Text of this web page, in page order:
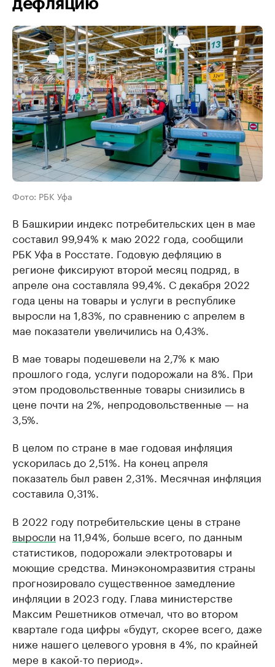
дефляцию
Фото: РБК Уфа
В Башкирии индекс потребительских цен в мае
составил 99,94% к маю 2022 года, сообщили
РБК Уфа в Росстате. Годовую дефляцию в
регионе фиксируют второй месяц подряд, в
апреле она составляла 99,4%. С декабря 2022
года цены на товары и услуги в республике
выросли на 1,83%, по сравнению с апрелем в
мае показатели увеличились на 0,43%.
В мае товары подешевели на 2,7% к маю
прошлого года, услуги подорожали на 8%. При
этом продовольственные товары снизились в
цене почти на 2%, непродовольственные — на
3,5%.
В целом по стране в мае годовая инфляция
ускорилась до 2,51%. На конец апреля
показатель был равен 2,31%. Месячная инфляция
составила 0,31%.
В 2022 году потребительские цены в стране
выросли на 11,94%, больше всего, по данным
статистиков, подорожали электротовары и
моющие средства. Минэкономразвития страны
прогнозировало существенное замедление
инфляции в 2023 году. Глава министерстве
Максим Решетников отмечал, что во втором
квартале года цифры «будут, скорее всего, даже
ниже нашего целевого уровня в 4%, по крайней
мере в какой-то период».